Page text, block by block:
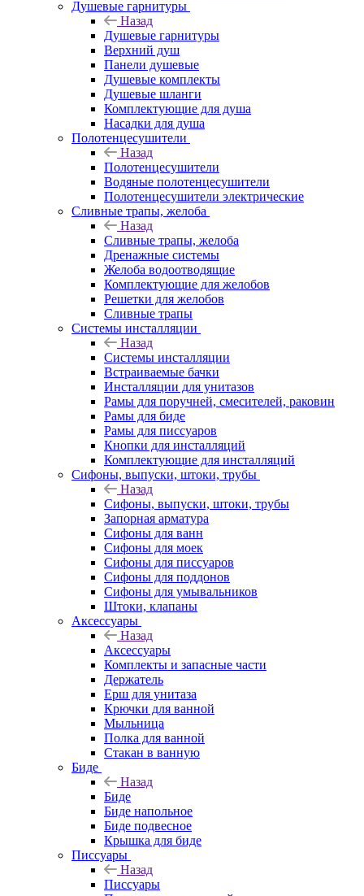
Душевые гарнитуры
Назад
Душевые гарнитуры
Верхний душ
Панели душевые
Душевые комплекты
Душевые шланги
Комплектующие для душа
Насадки для душа
Полотенцесушители
Назад
Полотенцесушители
Водяные полотенцесушители
Полотенцесушители электрические
Сливные трапы, желоба
Назад
Сливные трапы, желоба
Дренажные системы
Желоба водоотводящие
Комплектующие для желобов
Решетки для желобов
Сливные трапы
Системы инсталляции
Назад
Системы инсталляции
Встраиваемые бачки
Инсталляции для унитазов
Рамы для поручней, смесителей, раковин
Рамы для биде
Рамы для писсуаров
Кнопки для инсталляций
Комплектующие для инсталляций
Сифоны, выпуски, штоки, трубы
Назад
Сифоны, выпуски, штоки, трубы
Запорная арматура
Сифоны для ванн
Сифоны для моек
Сифоны для писсуаров
Сифоны для поддонов
Сифоны для умывальников
Штоки, клапаны
Аксессуары
Назад
Аксессуары
Комплекты и запасные части
Держатель
Ерш для унитаза
Крючки для ванной
Мыльница
Полка для ванной
Стакан в ванную
Биде
Назад
Биде
Биде напольное
Биде подвесное
Крышка для биде
Писсуары
Назад
Писсуары